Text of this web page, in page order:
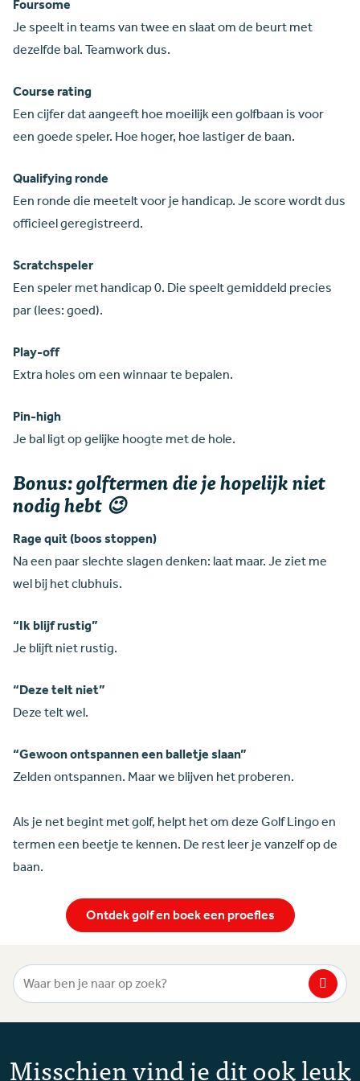
Foursome
Je speelt in teams van twee en slaat om de beurt met
dezelfde bal. Teamwork dus.
Course rating
Een cijfer dat aangeeft hoe moeilijk een golfbaan is voor
een goede speler. Hoe hoger, hoe lastiger de baan.
Qualifying ronde
Een ronde die meetelt voor je handicap. Je score wordt dus
officieel geregistreerd.
Scratchspeler
Een speler met handicap 0. Die speelt gemiddeld precies
par (lees: goed).
Play-off
Extra holes om een winnaar te bepalen.
Pin-high
Je bal ligt op gelijke hoogte met de hole.
Bonus: golftermen die je hopelijk niet
nodig hebt 😉
Rage quit (boos stoppen)
Na een paar slechte slagen denken: laat maar. Je ziet me
wel bij het clubhuis.
“Ik blijf rustig”
Je blijft niet rustig.
“Deze telt niet”
Deze telt wel.
“Gewoon ontspannen een balletje slaan”
Zelden ontspannen. Maar we blijven het proberen.
Als je net begint met golf, helpt het om deze Golf Lingo en
termen een beetje te kennen. De rest leer je vanzelf op de
baan.
Ontdek golf en boek een proefles
Zoekterm
Misschien vind je dit ook leuk